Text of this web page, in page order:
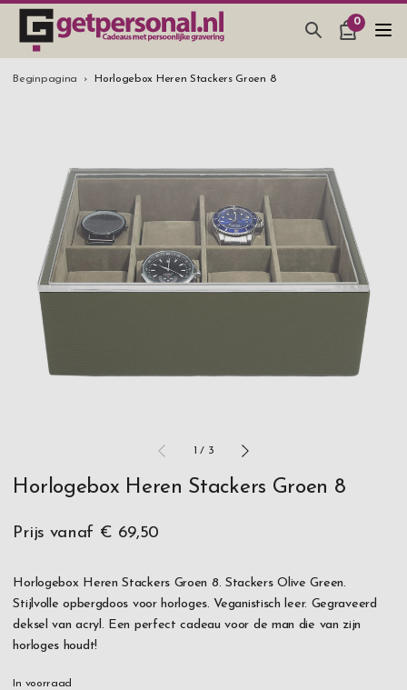
0
CADEAUS & GADGETS
CADEAUS IDEEËN
HUWELIJKSGESCHENK 2026
Beginpagina Horlogebox Heren Stackers Groen 8
1 / 3
Horlogebox Heren Stackers Groen 8
Prijs vanaf € 69,50
Horlogebox Heren Stackers Groen 8. Stackers Olive Green.
Stijlvolle opbergdoos voor horloges. Veganistisch leer. Gegraveerd
deksel van acryl. Een perfect cadeau voor de man die van zijn
horloges houdt!
In voorraad